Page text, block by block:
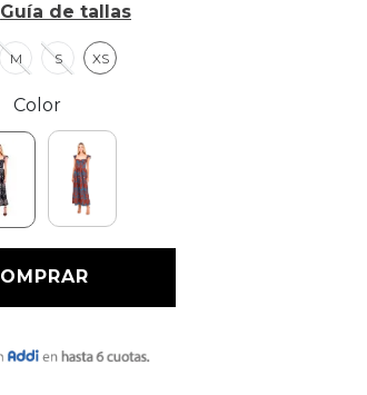
Guía de tallas
M S XS
Color